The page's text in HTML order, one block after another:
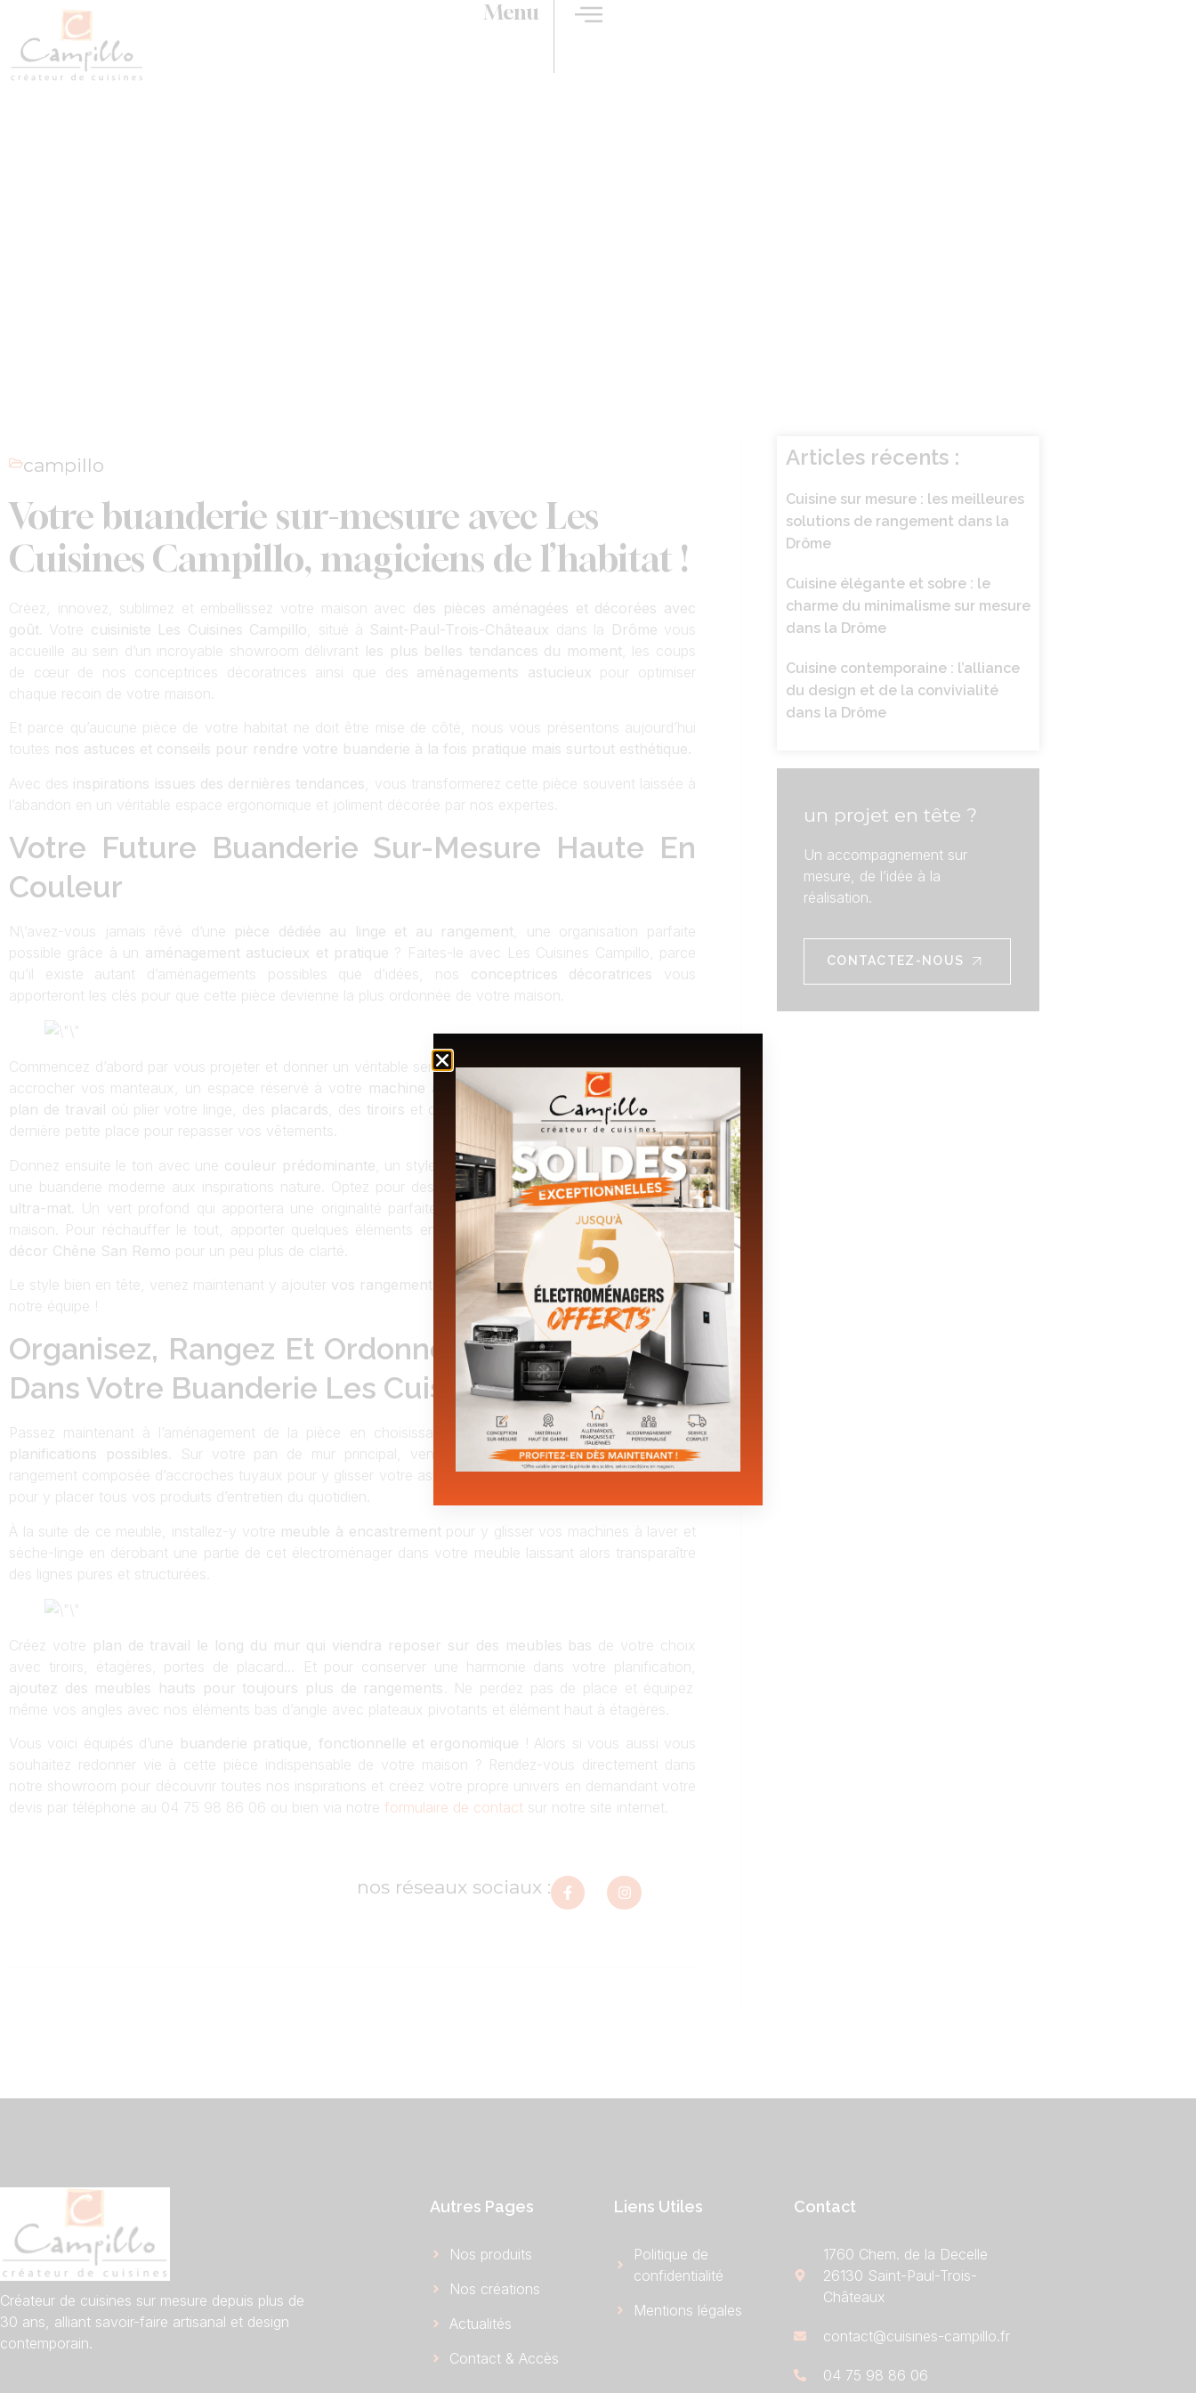
Menu
campillo
Votre buanderie sur-mesure avec Les
Cuisines Campillo, magiciens de l’habitat !
Créez, innovez, sublimez et embellissez votre maison avec des pièces aménagées et décorées avec
goût . Votre cuisiniste Les Cuisines Campillo, situé à Saint-Paul-Trois-Châteaux dans la Drôme vous
accueille au sein d’un incroyable showroom délivrant les plus belles tendances du moment, les coups
de cœur de nos conceptrices décoratrices ainsi que des aménagements astucieux pour optimiser
chaque recoin de votre maison.
Et parce qu’aucune pièce de votre habitat ne doit être mise de côté, nous vous présentons aujourd’hui
toutes nos astuces et conseils pour rendre votre buanderie à la fois pratique mais surtout esthétique.
Avec des inspirations issues des dernières tendances , vous transformerez cette pièce souvent laissée à
l’abandon en un véritable espace ergonomique et joliment décorée par nos expertes.
Votre Future Buanderie Sur-Mesure Haute En
Couleur
N\’avez-vous jamais rêvé d’une pièce dédiée au linge et au rangement, une organisation parfaite
possible grâce à un aménagement astucieux et pratique ? Faites-le avec Les Cuisines Campillo, parce
qu’il existe autant d’aménagements possibles que d’idées, nos conceptrices décoratrices vous
apporteront les clés pour que cette pièce devienne la plus ordonnée de votre maison.
Commencez d’abord par vous projeter et donner un véritable sens à votre espace : unependeriepour y
accrocher vos manteaux, un espace réservé à votre machine à laverainsi qu’à votresèche-linge
plan de travail où plier votre linge, des placards, des tiroirs et des rangements innovantset enfin, une
dernière petite place pour repasser vos vêtements.
Donnez ensuite le ton avec une couleur prédominante , un style bien défini, aujourd’hui nous choisirons
une buanderie moderne aux inspirations nature. Optez pour des façades
Laque Laminate vert minéral
ultra-mat . Un vert profond qui apportera une originalité parfaite à cette pièce plutôt discrète de votre
maison. Pour réchauffer le tout, apporter quelques éléments en décor bois comme unplan de travail
décor Chêne San Remo pour un peu plus de clarté.
Le style bien en tête, venez maintenant y ajouter vos rangements indispensablesà l’aide des conseils de
notre équipe !
Organisez, Rangez Et Ordonnez, Un Art Maîtrisé
Dans Votre Buanderie Les Cuisines Campillo
Passez maintenant à l’aménagement de la pièce en choisissant nos nombreuses configurations et
planifications possibles . Sur votre pan de mur principal, venez y installer une armoire à balais et
rangement composée d’accroches tuyaux pour y glisser votre aspirateur ainsi que des paniers métalliques
pour y placer tous vos produits d’entretien du quotidien.
À la suite de ce meuble, installez-y votre meuble à encastrement pour y glisser vos machines à laver et
sèche-linge en dérobant une partie de cet électroménager dans votre meuble laissant alors transparaître
des lignes pures et structurées.
Créez votre plan de travail le long du mur qui viendra reposer sur des meubles bas de votre choix
avec tiroirs, étagères, portes de placard… Et pour conserver une harmonie dans votre planification,
ajoutez des meubles hauts pour toujours plus de rangements . Ne perdez pas de place et équipez
même vos angles avec nos éléments bas d’angle avec plateaux pivotants et élément haut à étagères.
Vous voici équipés d’une buanderie pratique, fonctionnelle et ergonomique ! Alors si vous aussi vous
souhaitez redonner vie à cette pièce indispensable de votre maison ? Rendez-vous directement dans
notre showroom pour découvrir toutes nos inspirations et créez votre propre univers en demandant votre
devis par téléphone au 04 75 98 86 06 ou bien via notre formulaire de contact sur notre site internet.
nos réseaux sociaux :
Articles récents :
Cuisine sur mesure : les meilleures
solutions de rangement dans la
Drôme
Cuisine élégante et sobre : le
charme du minimalisme sur mesure
dans la Drôme
Cuisine contemporaine : l’alliance
du design et de la convivialité
dans la Drôme
un projet en tête ?
Un accompagnement sur
mesure, de l’idée à la
réalisation.
CONTACTEZ-NOUS
Créateur de cuisines sur mesure depuis plus de
30 ans, alliant savoir-faire artisanal et design
contemporain.
Autres Pages
Nos produits
Nos créations
Actualités
Contact & Accès
Liens Utiles
Politique de
confidentialité
Mentions légales
Contact
1760 Chem. de la Decelle
26130 Saint-Paul-Trois-
Châteaux
contact@cuisines-campillo.fr
04 75 98 86 06